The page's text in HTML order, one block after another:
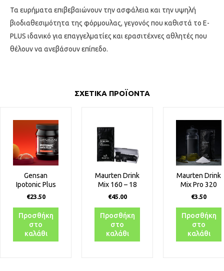
Τα ευρήματα επιβεβαιώνουν την ασφάλεια και την υψηλή
βιοδιαθεσιμότητα της φόρμουλας, γεγονός που καθιστά το E-
PLUS ιδανικό για επαγγελματίες και ερασιτέχνες αθλητές που
θέλουν να ανεβάσουν επίπεδο.
ΣΧΕΤΙΚΑ ΠΡΟΪΟΝΤΑ
Gensan
Ipotonic Plus
€23.50
Προσθήκη
στο
καλάθι
Maurten Drink
Mix 160 – 18
pcs
€45.00
Προσθήκη
στο
καλάθι
Maurten Drink
Mix Pro 320
€3.50
Προσθήκη
στο
καλάθι